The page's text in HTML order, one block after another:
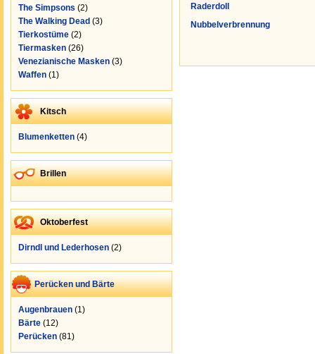
The Simpsons (2)
The Walking Dead (3)
Tierkostüme (2)
Tiermasken (26)
Venezianische Masken (3)
Waffen (1)
Kitsch
Blumenketten (4)
Brillen
Oktoberfest
Dirndl und Lederhosen (2)
Perücken und Bärte
Augenbrauen (1)
Bärte (12)
Perücken (81)
Raderdoll
Nubbelverbrennung